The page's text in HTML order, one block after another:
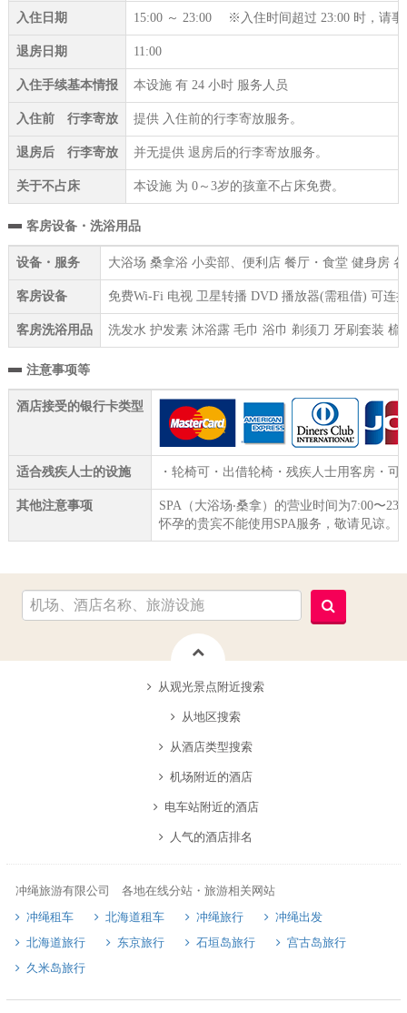
入住日期 15:00 ～ 23:00 ※入住时间超过 23:00 时，请事
退房日期 11:00
入住手续基本情报 本设施 有 24 小时 服务人员
入住前 行李寄放 提供 入住前的行李寄放服务。
退房后 行李寄放 并无提供 退房后的行李寄放服务。
关于不占床 本设施 为 0～3岁的孩童不占床免费。
客房设备・洗浴用品
设备・服务 大浴场 桑拿浴 小卖部、便利店 餐厅・食堂 健身房
客房设备 免费Wi-Fi 电视 卫星转播 DVD 播放器(需租借) 可连
客房洗浴用品 洗发水 护发素 沐浴露 毛巾 浴巾 剃须刀 牙刷套装 梳
注意事项等
酒店接受的银行卡类型
适合残疾人士的设施 ・轮椅可・出借轮椅・残疾人士用客房・
其他注意事项
SPA（大浴场‧桑拿）的营业时间为7:00〜
怀孕的贵宾不能使用SPA服务，敬请见谅。
从观光景点附近搜索
从地区搜索
从酒店类型搜索
机场附近的酒店
电车站附近的酒店
人气的酒店排名
冲绳旅游有限公司 各地在线分站・旅游相关网站
冲绳租车
北海道租车 冲绳旅行
冲绳出发
北海道旅行
东京旅行 石垣岛旅行
宫古岛旅行
久米岛旅行